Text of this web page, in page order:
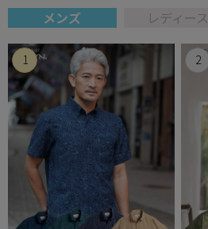
メンズ レディース